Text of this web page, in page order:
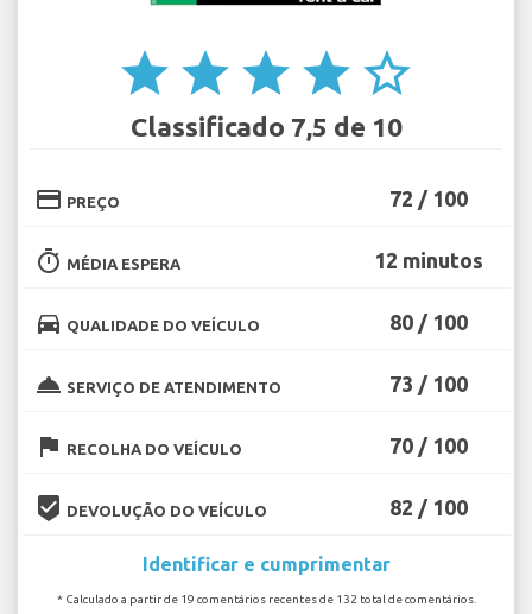
star star star star star_border
Classificado 7,5 de 10
credit_card PREÇO 72 / 100
timer MÉDIA ESPERA 12 minutos
directions_car QUALIDADE DO VEÍCULO 80 / 100
room_service SERVIÇO DE ATENDIMENTO 73 / 100
flag RECOLHA DO VEÍCULO 70 / 100
beenhere DEVOLUÇÃO DO VEÍCULO 82 / 100
Identificar e cumprimentar
* Calculado a partir de 19 comentários recentes de 132 total de comentários.